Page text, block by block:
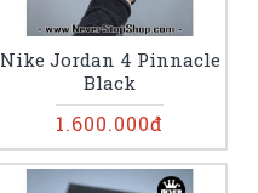
Nike Jordan 4 Pinnacle
Black
1.600.000đ